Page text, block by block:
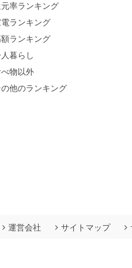
率ランキング
ランキング
ランキング
暮らし
物以外
の他のランキング
運営会社 サイトマップ